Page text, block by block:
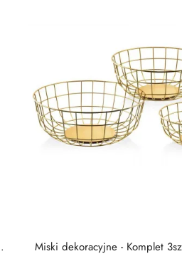
Miski dekoracyjne - Komplet